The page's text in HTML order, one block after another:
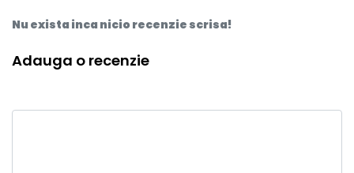
Nu exista inca nicio recenzie scrisa!
Adauga o recenzie